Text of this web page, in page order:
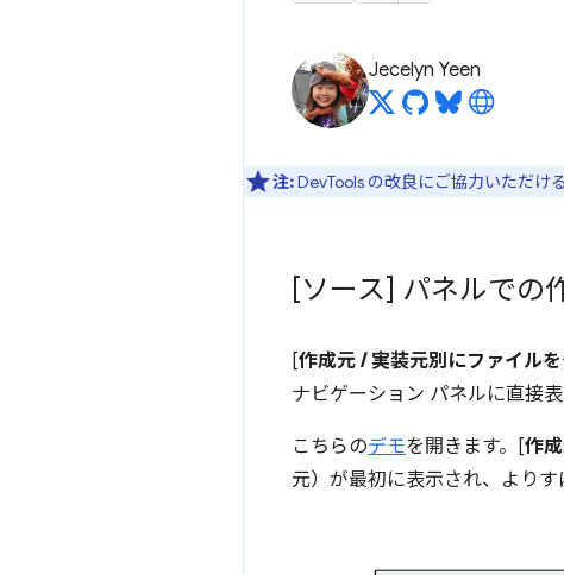
Jecelyn Yeen
注:DevTools の改良にご協力いただけ
[ソース] パネルでの
[作成元 / 実装元別にファイル
ナビゲーション パネルに直接表
こちらのデモを開きます。[作
元）が最初に表示され、よりす